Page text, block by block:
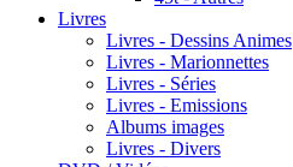
Livres
Livres - Dessins Animes
Livres - Marionnettes
Livres - Séries
Livres - Emissions
Albums images
Livres - Divers